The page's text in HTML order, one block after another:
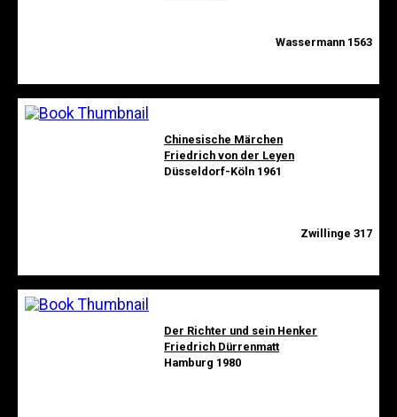
Wassermann 1563
Chinesische Märchen
Friedrich von der Leyen
Düsseldorf-Köln 1961
Zwillinge 317
Der Richter und sein Henker
Friedrich Dürrenmatt
Hamburg 1980